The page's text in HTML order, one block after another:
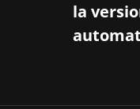
la